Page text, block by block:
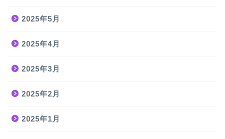
2025年5月
2025年4月
2025年3月
2025年2月
2025年1月